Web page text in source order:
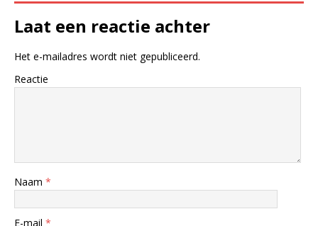
Laat een reactie achter
Het e-mailadres wordt niet gepubliceerd.
Reactie
Naam *
E-mail *